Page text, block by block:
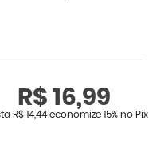
R$ 16,99
R$ 14,44economize 15% no Pix